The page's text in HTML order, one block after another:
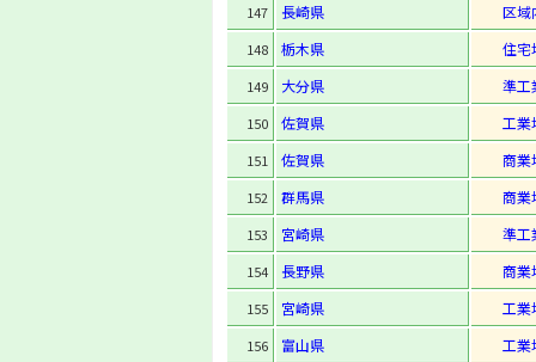
147 長崎県 区域
148 栃木県 住宅
149 大分県 準工
150 佐賀県 工業
151 佐賀県 商業
152 群馬県 商業
153 宮崎県 準工
154 長野県 商業
155 宮崎県 工業
156 富山県 工業